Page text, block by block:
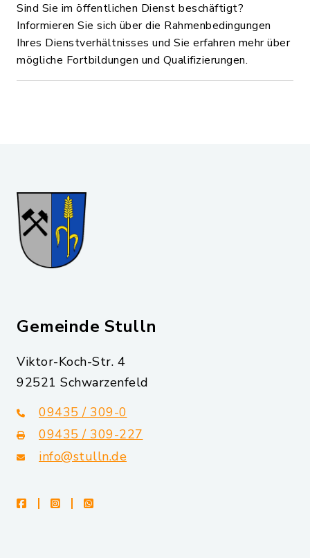
Sind Sie im öffentlichen Dienst beschäftigt?
Informieren Sie sich über die Rahmenbedingungen
Ihres Dienstverhältnisses und Sie erfahren mehr über
mögliche Fortbildungen und Qualifizierungen.
Gemeinde Stulln
Viktor-Koch-Str. 4
92521 Schwarzenfeld
09435 / 309-0
09435 / 309-227
info@stulln.de
facebookinstagramwhatsapp